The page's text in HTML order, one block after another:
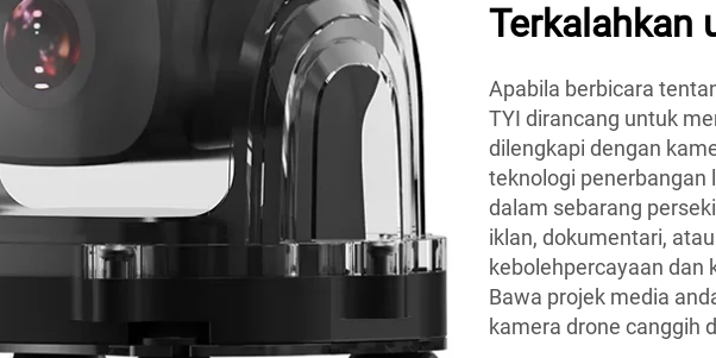
Terkalahkan
Apabila berbicara
TYI dirancang untuk
dilengkapi dengan
teknologi penerbangan
dalam sebarang
iklan, dokumentari,
kebolehpercayaan dan
Bawa projek media
kamera drone canggih